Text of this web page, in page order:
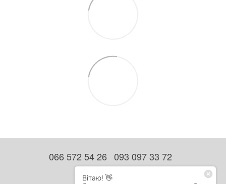
066 572 54 26 093 097 33 72
Контактна інформація